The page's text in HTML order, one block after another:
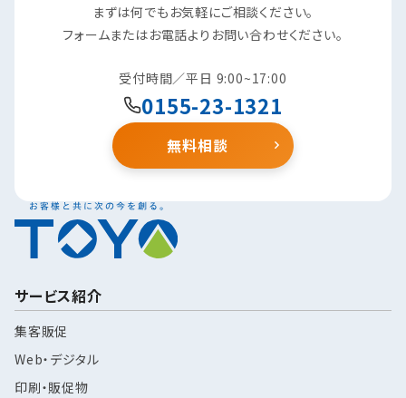
サービス紹介
集客販促
Web・デジタル
印刷・販促物
まずは何でもお気軽にご相談ください。
フォームまたはお電話よりお問い合わせください。
受付時間／平日 9:00~17:00
0155-23-1321
無料相談